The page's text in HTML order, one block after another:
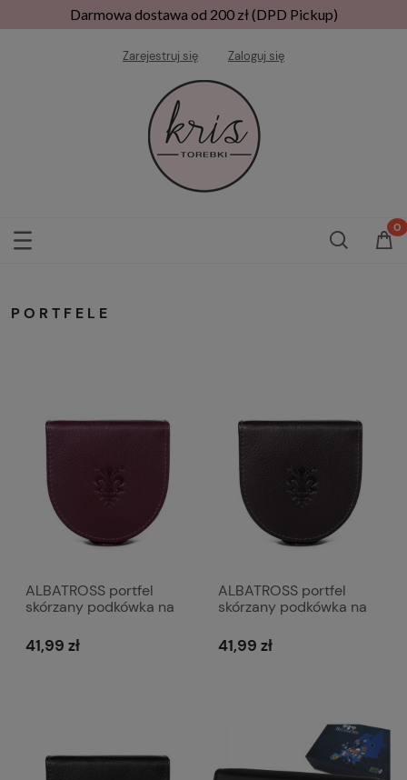
Darmowa dostawa od 200 zł (DPD Pickup)
Zarejestruj się Zaloguj się
PORTFELE
ALBATROSS portfel
skórzany podkówka na
41,99 zł
ALBATROSS portfel
skórzany podkówka na
brązowy
41,99 zł